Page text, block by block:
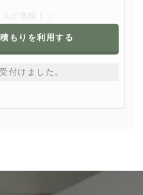
もりを利用する
付けました。